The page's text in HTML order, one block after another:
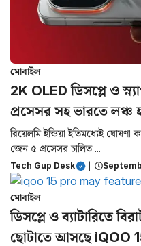
মোবাইল
2K OLED ডিসপ্লে ও
প্রসেসর সহ ভারতে লঞ্চ
রিয়েলমি ইন্ডিয়া ইতিমধ্যেই ঘোষণা
জেন ৫ প্রসেসর চালিত ...
Tech Gup Desk
মোবাইল
ডিসপ্লে ও ব্যাটারিতে
ছোটাতে আসছে iQOO